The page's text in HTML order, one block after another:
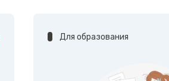
Для образования